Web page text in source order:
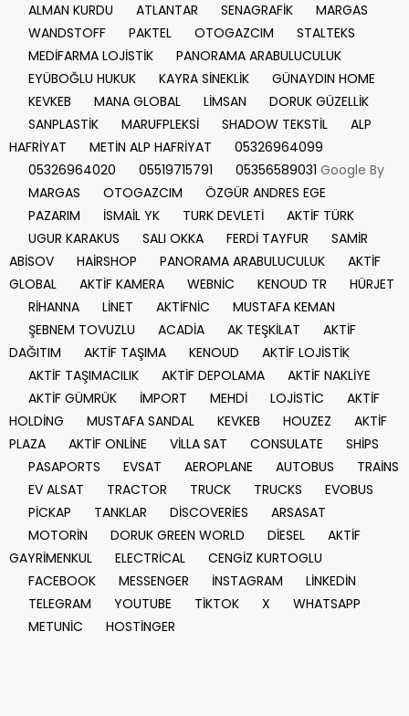
ALMAN KURDU
ATLANTAR SENAGRAFİK
MARGAS
WANDSTOFF
PAKTEL OTOGAZCIM
STALTEKS
MEDİFARMA LOJİSTİK
PANORAMA ARABULUCULUK
EYÜBOĞLU HUKUK
KAYRA SİNEKLİK
GÜNAYDIN HOME
KEVKEB
MANA GLOBAL LİMSAN
DORUK GÜZELLİK
SANPLASTİK
MARUFPLEKSİ SHADOW TEKSTİL
ALP
HAFRİYAT
METİN ALP HAFRİYAT
05326964099
05326964020
05519715791 05356589031 Google By
MARGAS
OTOGAZCIM
ÖZGÜR ANDRES EGE
PAZARIM
İSMAİL YK TURK DEVLETİ
AKTİF TÜRK
UGUR KARAKUS
SALI OKKA FERDİ TAYFUR
SAMİR
ABİSOV
HAİRSHOP PANORAMA ARABULUCULUK
AKTİF
GLOBAL
AKTİF KAMERA WEBNİC KENOUD TR
HÜRJET
RİHANNA
LİNET AKTİFNİC
MUSTAFA KEMAN
ŞEBNEM TOVUZLU
ACADİA AK TEŞKİLAT
AKTİF
DAĞITIM
AKTİF TAŞIMA KENOUD
AKTİF LOJİSTİK
AKTİF TAŞIMACILIK
AKTİF DEPOLAMA
AKTİF NAKLİYE
AKTİF GÜMRÜK
İMPORT MEHDİ LOJİSTİC
AKTİF
HOLDİNG
MUSTAFA SANDAL KEVKEB HOUZEZ
AKTİF
PLAZA
AKTİF ONLİNE VİLLA SAT CONSULATE
SHİPS
PASAPORTS
EVSAT AEROPLANE AUTOBUS
TRAİNS
EV ALSAT
TRACTOR TRUCK TRUCKS
EVOBUS
PİCKAP
TANKLAR DİSCOVERİES
ARSASAT
MOTORİN
DORUK GREEN WORLD DİESEL
AKTİF
GAYRİMENKUL
ELECTRİCAL
CENGİZ KURTOGLU
FACEBOOK
MESSENGER İNSTAGRAM
LİNKEDİN
TELEGRAM
YOUTUBE TİKTOK X
WHATSAPP
METUNİC
HOSTİNGER